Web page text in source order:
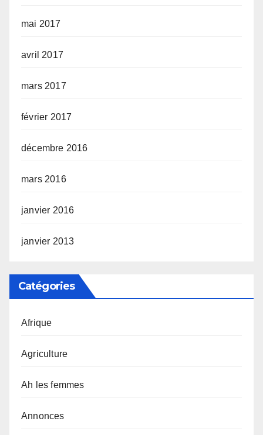
mai 2017
avril 2017
mars 2017
février 2017
décembre 2016
mars 2016
janvier 2016
janvier 2013
Catégories
Afrique
Agriculture
Ah les femmes
Annonces